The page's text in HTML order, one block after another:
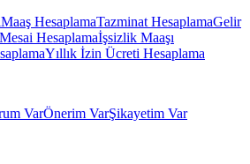
Maaş HesaplamaTazminat HesaplamaGelir
Hesaplamaİşsizlik Maaşı
Yıllık İzin Ücreti Hesaplama
VarÖnerim VarŞikayetim Var